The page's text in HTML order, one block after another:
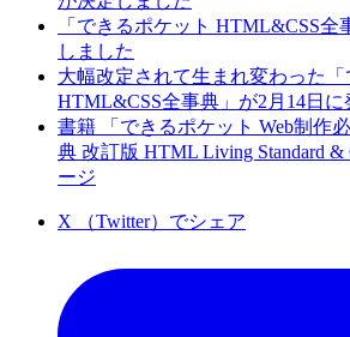
「できるポケット HTML&CSS全
しました
大幅改定されて生まれ変わった「
HTML&CSS全事典」が2月14日に
書籍 「できるポケット Web制作
典 改訂版 HTML Living Standard
ージ
X （Twitter）でシェア